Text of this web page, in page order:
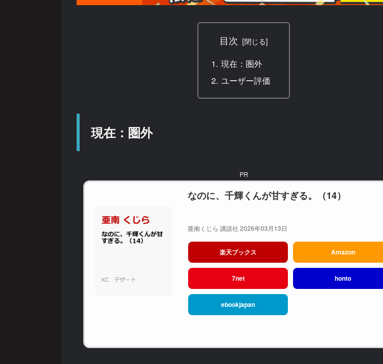
目次
現在：圏外
ユーザー評価
現在：圏外
PR
なのに、千輝くんが甘すぎる。（14）
亜南くじら 講談社 2026年03月13日
楽天ブックス Amazon
7net honto
ebookjapan